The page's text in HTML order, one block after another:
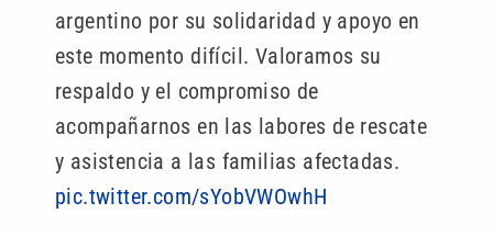
argentino por su solidaridad y apoyo en
este momento difícil. Valoramos su
respaldo y el compromiso de
acompañarnos en las labores de rescate
y asistencia a las familias afectadas.
pic.twitter.com/sYobVWOwhH